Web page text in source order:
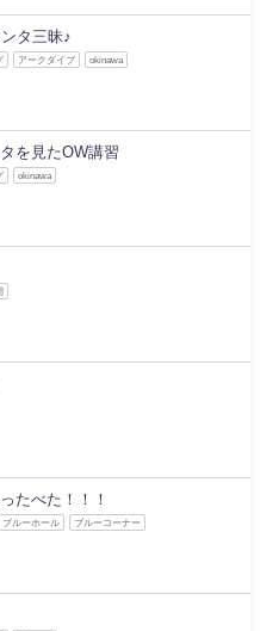
タ三昧♪
アークダイブ okinawa
を見たOW講習
okinawa
たべた！！！
ブルーホール ブルーコーナー